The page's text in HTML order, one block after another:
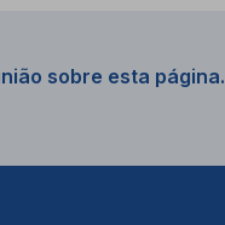
sobre esta página.